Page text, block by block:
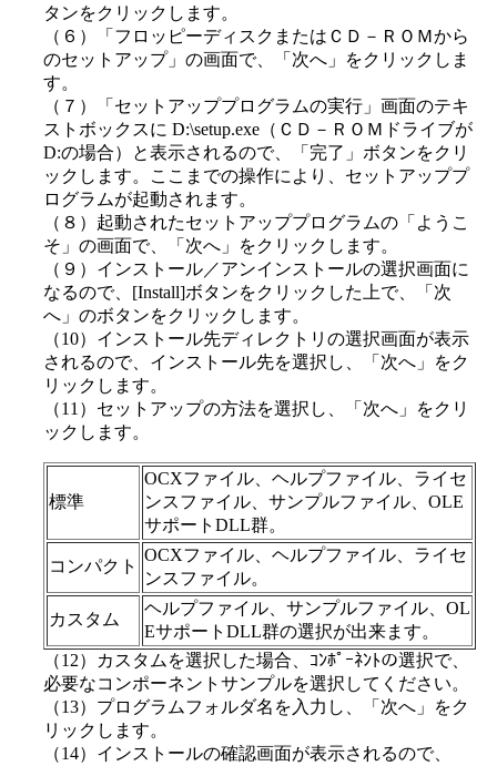
タンをクリックします。
（６）「フロッピーディスクまたはＣＤ－ＲＯＭから
のセットアップ」の画面で、「次へ」をクリックしま
す。
（７）「セットアッププログラムの実行」画面のテキ
ストボックスに D:\setup.exe（ＣＤ－ＲＯＭドライブが
D:の場合）と表示されるので、「完了」ボタンをクリ
ックします。ここまでの操作により、セットアッププ
ログラムが起動されます。
（８）起動されたセットアッププログラムの「ようこ
そ」の画面で、「次へ」をクリックします。
（９）インストール／アンインストールの選択画面に
なるので、[Install]ボタンをクリックした上で、「次
へ」のボタンをクリックします。
（10）インストール先ディレクトリの選択画面が表示
されるので、インストール先を選択し、「次へ」をク
リックします。
（11）セットアップの方法を選択し、「次へ」をクリ
ックします。
標準
OCXファイル、ヘルプファイル、ライセ
ンスファイル、サンプルファイル、OLE
サポートDLL群。
コンパクト
OCXファイル、ヘルプファイル、ライセ
ンスファイル。
カスタム
ヘルプファイル、サンプルファイル、OL
EサポートDLL群の選択が出来ます。
（12）カスタムを選択した場合、ｺﾝﾎﾟｰﾈﾝﾄの選択で、
必要なコンポーネントサンプルを選択してください。
（13）プログラムフォルダ名を入力し、「次へ」をク
リックします。
（14）インストールの確認画面が表示されるので、